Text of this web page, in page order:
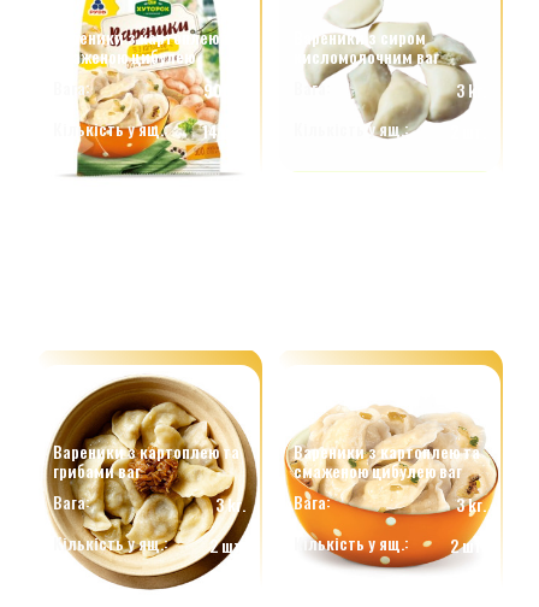
Вареники з картоплею та
смаженою цибулею
Вага:
900 г.
Кількість у ящ.:
14 шт.
Вареники з сиром
кисломолочним ваг
Вага:
3 kг.
Кількість у ящ.:
Вареники з картоплею та
грибами ваг
Вага:
3 kг.
Кількість у ящ.:
2 шт.
Вареники з картоплею та
смаженою цибулею ваг
Вага:
3 kг.
Кількість у ящ.:
2 шт.